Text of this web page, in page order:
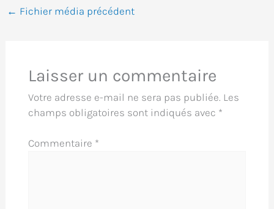
← Fichier média précédent
Laisser un commentaire
Votre adresse e-mail ne sera pas publiée. Les
champs obligatoires sont indiqués avec *
Commentaire *